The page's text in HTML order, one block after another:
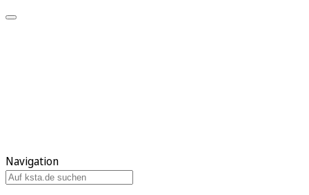
Navigation